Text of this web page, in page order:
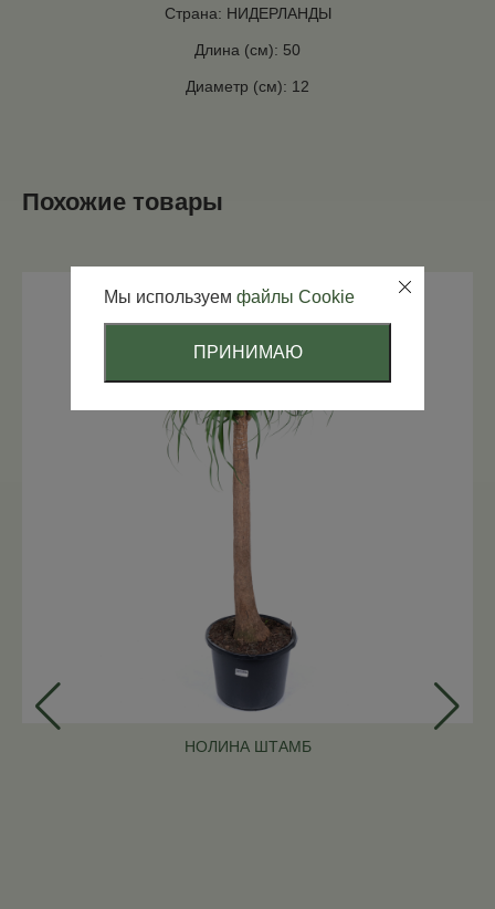
Страна: НИДЕРЛАНДЫ
Длина (см): 50
Диаметр (см): 12
Похожие товары
НОЛИНА ШТАМБ
Мы используем файлы Cookie
ПРИНИМАЮ